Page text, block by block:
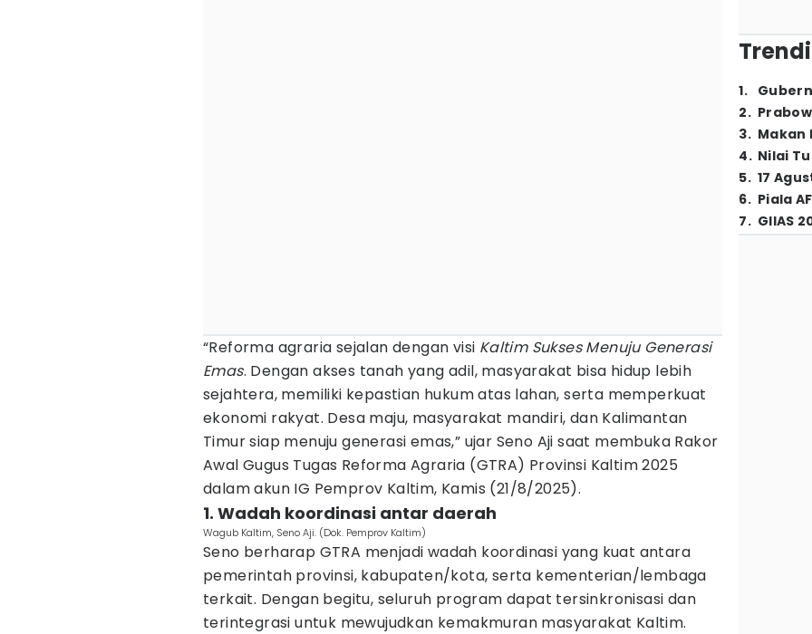
“Reforma agraria sejalan dengan visi Kaltim Sukses Menuju Generasi
Emas. Dengan akses tanah yang adil, masyarakat bisa hidup lebih
sejahtera, memiliki kepastian hukum atas lahan, serta memperkuat
ekonomi rakyat. Desa maju, masyarakat mandiri, dan Kalimantan
Timur siap menuju generasi emas,” ujar Seno Aji saat membuka Rakor
Awal Gugus Tugas Reforma Agraria (GTRA) Provinsi Kaltim 2025
dalam akun IG Pemprov Kaltim, Kamis (21/8/2025).
1. Wadah koordinasi antar daerah
Wagub Kaltim, Seno Aji. (Dok. Pemprov Kaltim)
Seno berharap GTRA menjadi wadah koordinasi yang kuat antara
pemerintah provinsi, kabupaten/kota, serta kementerian/lembaga
terkait. Dengan begitu, seluruh program dapat tersinkronisasi dan
terintegrasi untuk mewujudkan kemakmuran masyarakat Kaltim.
1.
2.
3. Makan
4. Nilai
5. 17
6. Piala
7. GIIAS